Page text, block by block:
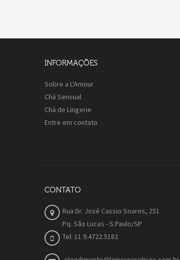
INFORMAÇÕES
Sobre a L'Amour
Chá Sensual
Chá de Lingerie
Entre em contato
CONTATO
Rua Dr. José Cassio Soares, 251
Pq. São Lucas - S.Paulo/SP
Tel: 11 9.4722.5182